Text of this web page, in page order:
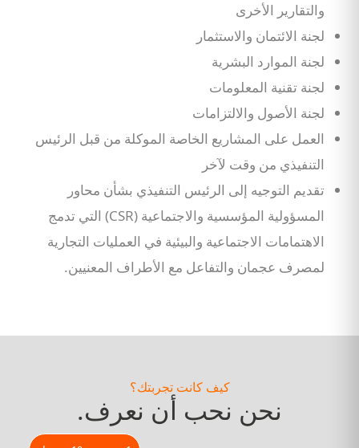
والتقارير الأخرى
لجنة الائتمان والاستثمار
لجنة الموارد البشرية
لجنة تقنية المعلومات
لجنة الأصول والالتزامات
العمل على المشاريع الخاصة الموكلة من قبل الرئيس
التنفيذي من وقت لآخر
تقديم التوجيه إلى الرئيس التنفيذي بشأن محاور
المسؤولية المؤسسية والاجتماعية (CSR) التي تدمج
الاهتمامات الاجتماعية والبيئية في العمليات التجارية
لمصرف عجمان والتفاعل مع الأطراف المعنيين.
كيف كانت تجربتك؟
نحن نحب أن نعرف.